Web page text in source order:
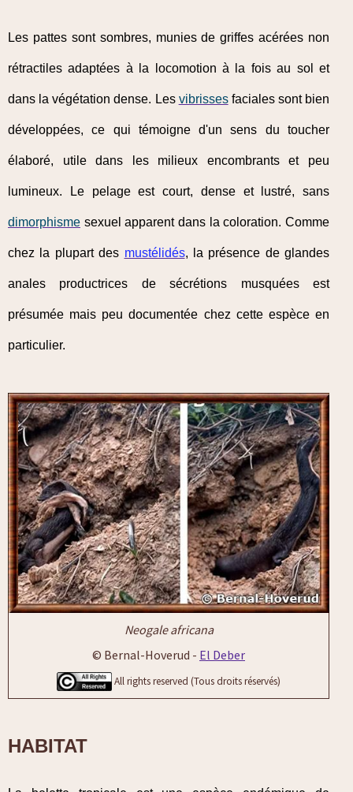
Les pattes sont sombres, munies de griffes acérées non
rétractiles adaptées à la locomotion à la fois au sol et
dans la végétation dense. Les vibrissesfaciales sont bien
développées, ce qui témoigne d'un sens du toucher
élaboré, utile dans les milieux encombrants et peu
lumineux. Le pelage est court, dense et lustré, sans
dimorphisme sexuel apparent dans la coloration. Comme
chez la plupart des mustélidés, la présence de glandes
anales productrices de sécrétions musquées est
présumée mais peu documentée chez cette espèce en
particulier.
Neogale africana
© Bernal-Hoverud - El Deber
All rights reserved (Tous droits réservés)
HABITAT